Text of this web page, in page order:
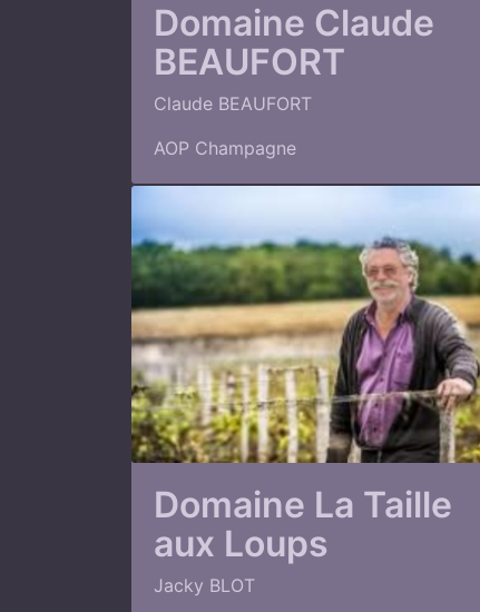
Domaine Claude
BEAUFORT
Claude BEAUFORT
AOP Champagne
Domaine La Taille
aux Loups
Jacky BLOT